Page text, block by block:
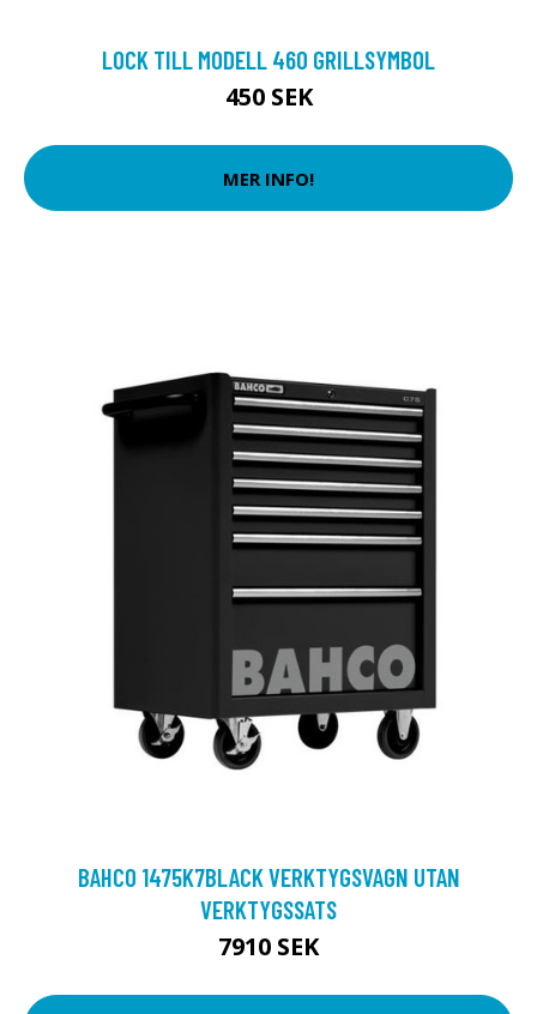
LOCK TILL MODELL 460 GRILLSYMBOL
450 SEK
MER INFO!
BAHCO 1475K7BLACK VERKTYGSVAGN UTAN
VERKTYGSSATS
7910 SEK